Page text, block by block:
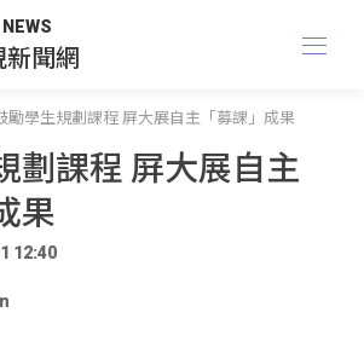
聞網
勵學生規劃課程 屏大展自主「募課」成果
劃課程 屏大展自主
果
12:40